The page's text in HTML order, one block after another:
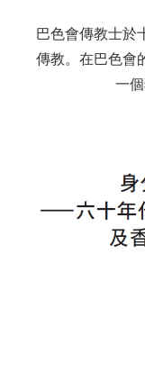
巴色會傳教士於
傳教。在巴色會
一